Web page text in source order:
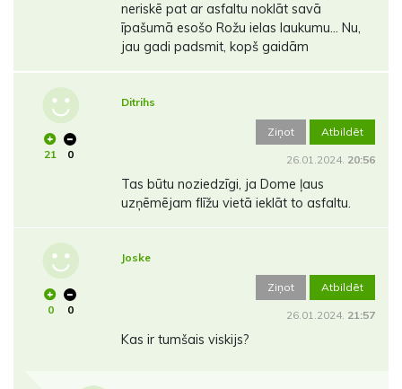
neriskē pat ar asfaltu noklāt savā
īpašumā esošo Rožu ielas laukumu... Nu,
jau gadi padsmit, kopš gaidām
21 0
Ditrihs
Ziņot Atbildēt
26.01.2024. 20:56
Tas būtu noziedzīgi, ja Dome ļaus
uzņēmējam flīžu vietā ieklāt to asfaltu.
0 0
Joske
Ziņot Atbildēt
26.01.2024. 21:57
Kas ir tumšais viskijs?